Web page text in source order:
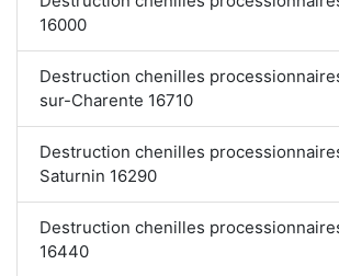
16000
Destruction chenilles
sur-Charente 16710
Destruction chenilles
Saturnin 16290
Destruction chenilles
16440